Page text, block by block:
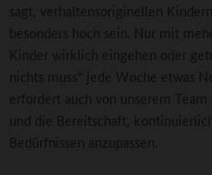
sagt, verhaltensoriginellen
besonders hoch sein. Nur mit
Kinder wirklich eingehen oder
nichts muss“ jede Woche etwas
erfordert auch von unserem
und die Bereitschaft,
Bedürfnissen anzupassen.